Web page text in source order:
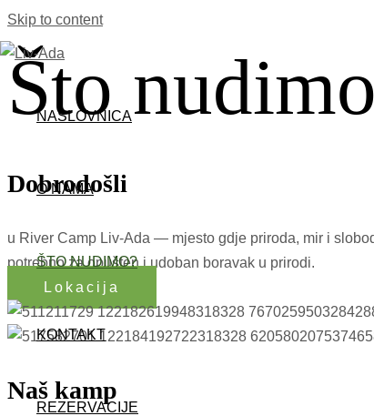
Skip to content
NASLOVNICA
O NAMA
ŠTO NUDIMO?
KONTAKT
REZERVACIJE
Što
Dobrodošli
u River Camp Liv-Ada — mjesto gdje priroda, mir i
potrebno za opušten i udoban boravak u prirodi.
Lokacija
Naš kamp